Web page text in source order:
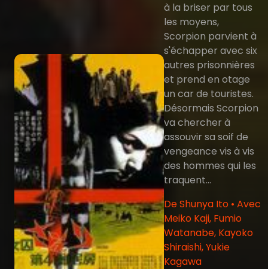
à la briser par tous
les moyens,
Scorpion parvient à
s'échapper avec six
autres prisonnières
et prend en otage
un car de touristes.
Désormais Scorpion
va chercher à
assouvir sa soif de
vengeance vis à vis
des hommes qui les
traquent...
De Shunya Ito • Avec
Meiko Kaji, Fumio
Watanabe, Kayoko
Shiraishi, Yukie
Kagawa